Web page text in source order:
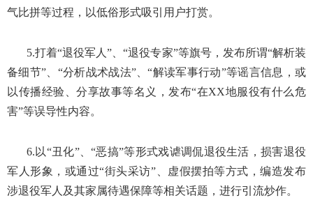
气比拼等过程，以低俗形式吸引用户打赏。
5.打着“退役军人”、“退役专家”等旗号，发布所谓“解析装
备细节”、“分析战术战法”、“解读军事行动”等谣言信息，或
以传播经验、分享故事等名义，发布“在XX地服役有什么危
害”等误导性内容。
6.以“丑化”、“恶搞”等形式戏谑调侃退役生活，损害退役
军人形象，或通过“街头采访”、虚假摆拍等方式，编造发布
涉退役军人及其家属待遇保障等相关话题，进行引流炒作。